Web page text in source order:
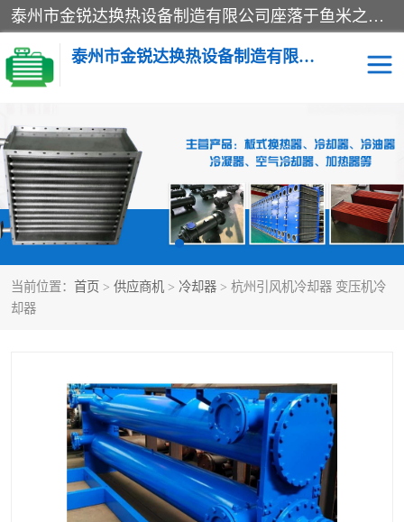
泰州市金锐达换热设备制造有限公司座落于鱼米之乡、祥泰之州一江苏泰州。是一家多年从事换热设备研究、设计、制造、销售、服务于一体的生产企业。
泰州市金锐达换热设备制造有限公司
当前位置： 首页 > 供应商机 > 冷却器 > 杭州引风机冷却器 变压机冷
却器
冷却器 换热器
散热器 预热器
热交换器